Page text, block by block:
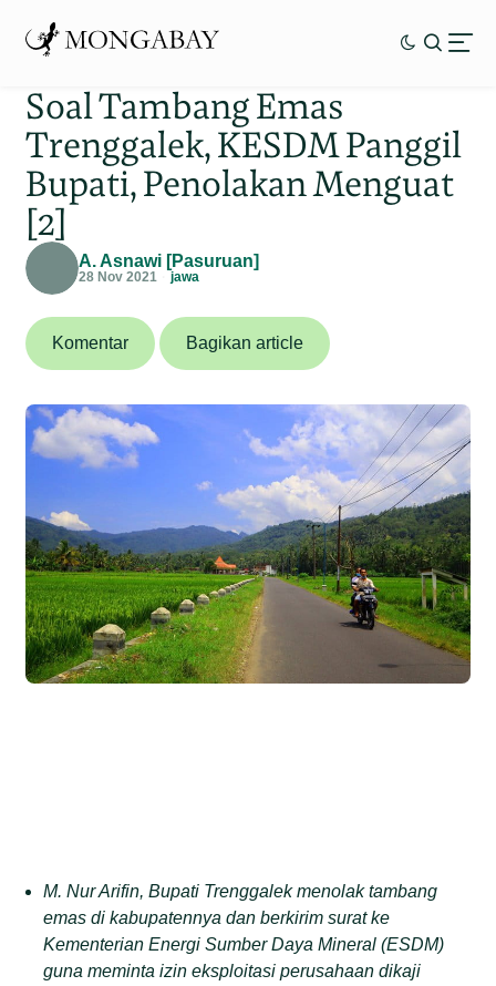
Soal Tambang Emas
Trenggalek, KESDM Panggil
Bupati, Penolakan Menguat
[2]
A. Asnawi [Pasuruan]
28 Nov 2021 jawa
Komentar Bagikan article
M. Nur Arifin, Bupati Trenggalek menolak tambang
emas di kabupatennya dan berkirim surat ke
Kementerian Energi Sumber Daya Mineral (ESDM)
guna meminta izin eksploitasi perusahaan dikaji